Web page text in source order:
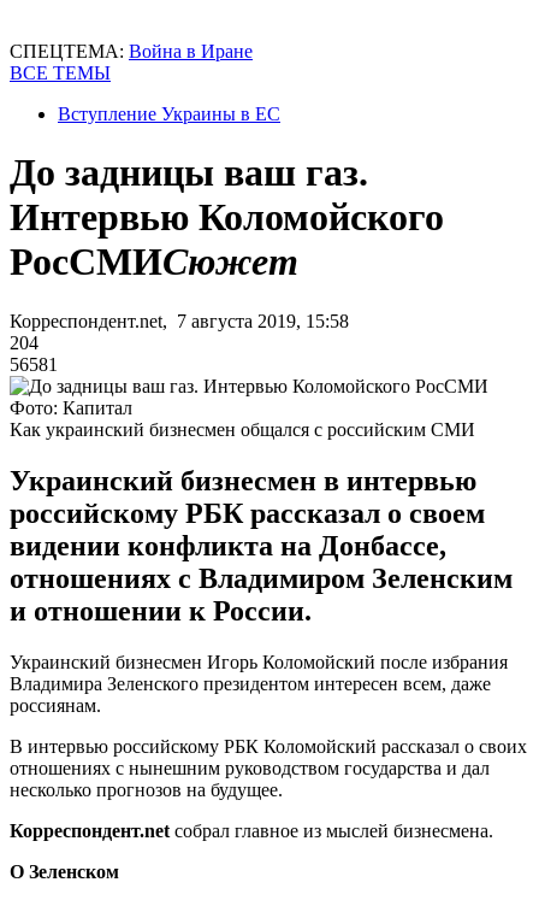
СПЕЦТЕМА: Война в Иране
ВСЕ ТЕМЫ
Вступление Украины в ЕС
До задницы ваш газ.
Интервью Коломойского
РосСМИСюжет
Корреспондент.net, 7 августа 2019, 15:58
204
56581
Фото: Капитал
Как украинский бизнесмен общался с российским СМИ
Украинский бизнесмен в интервью
российскому РБК рассказал о своем
видении конфликта на Донбассе,
отношениях с Владимиром Зеленским
и отношении к России.
Украинский бизнесмен Игорь Коломойский после избрания
Владимира Зеленского президентом интересен всем, даже
россиянам.
В интервью российскому РБК Коломойский рассказал о своих
отношениях с нынешним руководством государства и дал
несколько прогнозов на будущее.
Корреспондент.net собрал главное из мыслей бизнесмена.
О Зеленском